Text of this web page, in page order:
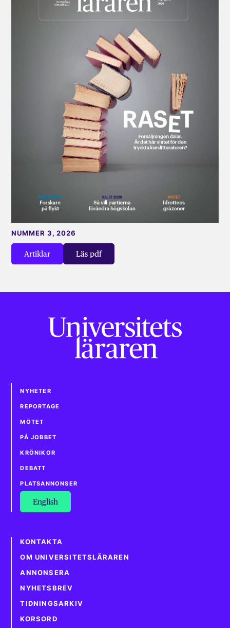
Artiklar Läs pdf
NUMMER 3, 2026
NYHETER
REPORTAGE
MÖTET
PÅ JOBBET
KRÖNIKOR
DEBATT
PLATSANNONSER
English
KONTAKTA
OM UNIVERSITETSLÄRAREN
ANNONSERA
NYHETSBREV
TIDNINGSARKIV
KORSORD